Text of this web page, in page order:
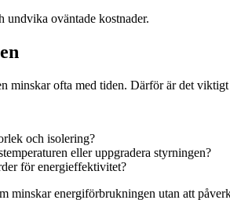
undvika oväntade kostnader.
minskar ofta med tiden. Därför är det
och isolering?
eller uppgradera styrningen?
för energieffektivitet?
minskar energiförbrukningen utan att